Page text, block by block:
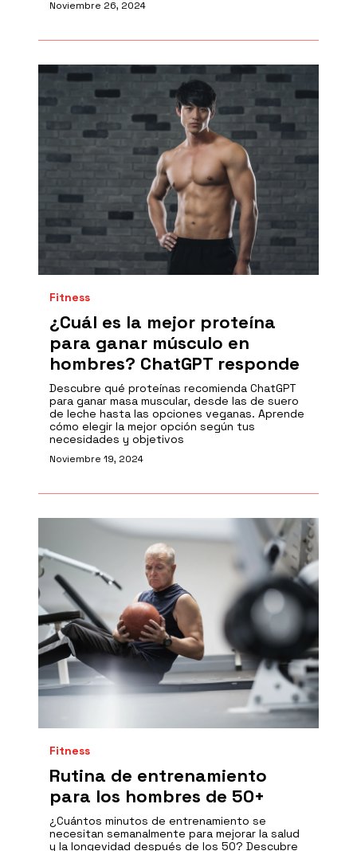
Noviembre 26, 2024
Fitness
¿Cuál es la mejor proteína
para ganar músculo en
hombres? ChatGPT responde
Descubre qué proteínas recomienda ChatGPT
para ganar masa muscular, desde las de suero
de leche hasta las opciones veganas. Aprende
cómo elegir la mejor opción según tus
necesidades y objetivos
Noviembre 19, 2024
Fitness
Rutina de entrenamiento
para los hombres de 50+
¿Cuántos minutos de entrenamiento se
necesitan semanalmente para mejorar la salud
y la longevidad después de los 50? Descubre